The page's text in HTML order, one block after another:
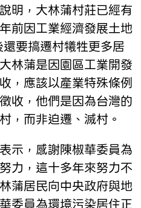
明，大林蒲村莊已經有
因工業經濟發展土地
要搞遷村犧牲更多居
林蒲是因園區工業開發
，應該以產業特殊條例
收，他們是因為台灣的
，而非迫遷、滅村。
示，感謝陳椒華委員為
力，這十多年來努力不
蒲居民向中央政府與地